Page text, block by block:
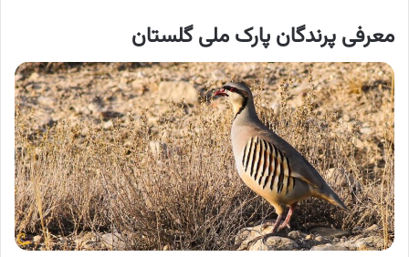
معرفی پرندگان پارک ملی گلستان